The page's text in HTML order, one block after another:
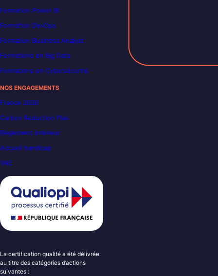
Formation Power BI
Formation DevOps
Formation Business Analyst
Formations en Big Data
Formations en Cybersécurité
NOS ENGAGEMENTS
France 2030
Carbon Reduction Plan
Règlement intérieur
Accueil handicap
VAE
La certification qualité a été délivrée
au titre des catégories d’actions
suivantes :